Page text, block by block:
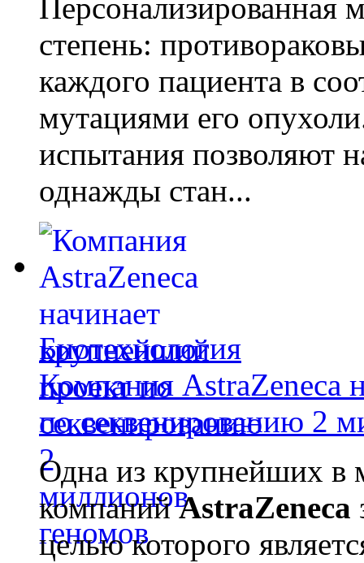
Персонализированная
степень:
каждого пациента в
мутациями его
испытания позволяют
однажды стан...
Биотехнология
Компания AstraZeneca
по секвенированию 2
Одна из крупнейших в
компанийAstraZeneca
целью которого